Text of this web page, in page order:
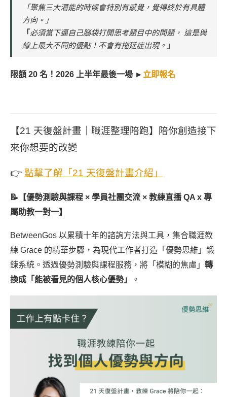
「聚焦三大潛能的時候會特別有感覺，覺得終於有具體
方向。」
「 必須當下逼自己腦袋打開思考題目中的問題， 這是與
線上最大不同的優點！不會有拖延症出現。 」
限額 20 名！2026 上半年最後一場 ► 立即報名
【21 天復盤計畫｜職涯整理陪跑】陪你創造接下
來你想要的改變
👉 點擊了解「21 天復盤計畫介紹」
📝【優勢測驗與課程 × 學員社團交流 × 教練直播 QA x 專
屬助教一對一】
BetweenGos 以累積十年的諮詢方法與工具，集合職涯教
練 Grace 的精華步驟，為現代工作者打造「優勢思維」鍛
鍊系統。透過優勢測驗與課程服務，將「模糊的焦慮」 轉
換成「能被看見的個人核心優勢」
。